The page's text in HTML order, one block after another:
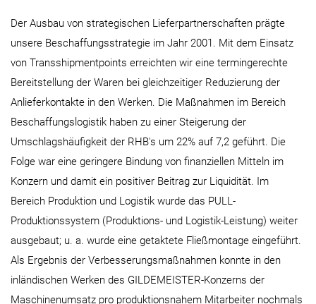
Der Ausbau von strategischen Lieferpartnerschaften prägte
unsere Beschaffungsstrategie im Jahr 2001. Mit dem Einsatz
von Transshipmentpoints erreichten wir eine termingerechte
Bereitstellung der Waren bei gleichzeitiger Reduzierung der
Anlieferkontakte in den Werken. Die Maßnahmen im Bereich
Beschaffungslogistik haben zu einer Steigerung der
Umschlagshäufigkeit der RHB's um 22% auf 7,2 geführt. Die
Folge war eine geringere Bindung von finanziellen Mitteln im
Konzern und damit ein positiver Beitrag zur Liquidität. Im
Bereich Produktion und Logistik wurde das PULL-
Produktionssystem (Produktions- und Logistik-Leistung) weiter
ausgebaut; u. a. wurde eine getaktete Fließmontage eingeführt.
Als Ergebnis der Verbesserungsmaßnahmen konnte in den
inländischen Werken des GILDEMEISTER-Konzerns der
Maschinenumsatz pro produktionsnahem Mitarbeiter nochmals